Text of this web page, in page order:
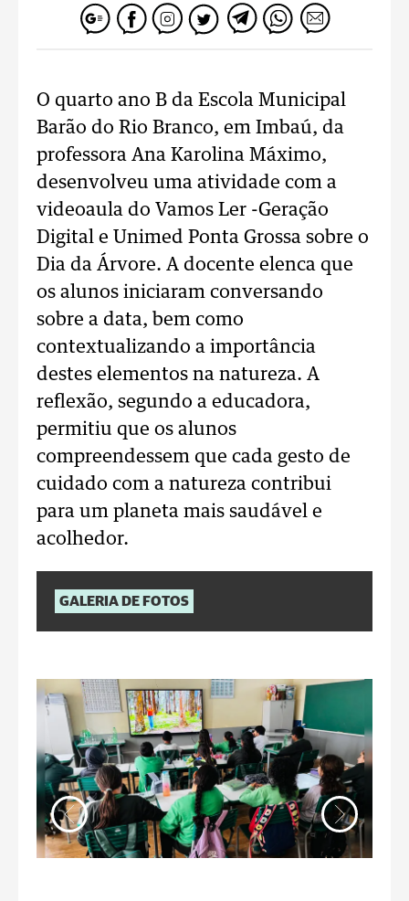
O quarto ano B da Escola Municipal
Barão do Rio Branco, em Imbaú, da
professora Ana Karolina Máximo,
desenvolveu uma atividade com a
videoaula do Vamos Ler -Geração
Digital e Unimed Ponta Grossa sobre o
Dia da Árvore. A docente elenca que
os alunos iniciaram conversando
sobre a data, bem como
contextualizando a importância
destes elementos na natureza. A
reflexão, segundo a educadora,
permitiu que os alunos
compreendessem que cada gesto de
cuidado com a natureza contribui
para um planeta mais saudável e
acolhedor.
GALERIA DE FOTOS